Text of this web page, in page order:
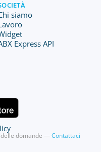
siamo
Express API
domande —Contattaci